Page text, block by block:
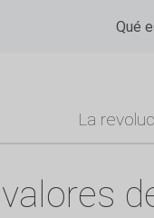
Qué
La